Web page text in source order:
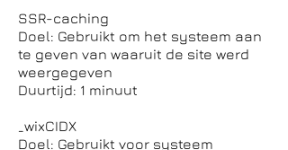
SSR-caching
Doel: Gebruikt om het systeem aan
te geven van waaruit de site werd
weergegeven
Duurtijd: 1 minuut
_wixCIDX
Doel: Gebruikt voor systeem